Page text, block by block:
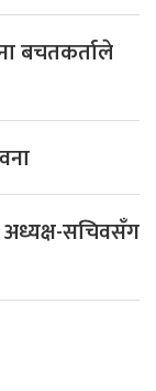
बचतकर्ताले
अध्यक्ष-सचिवसँग